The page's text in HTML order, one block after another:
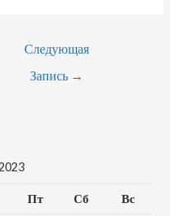
Следующая
Запись →
Пт Сб Вс